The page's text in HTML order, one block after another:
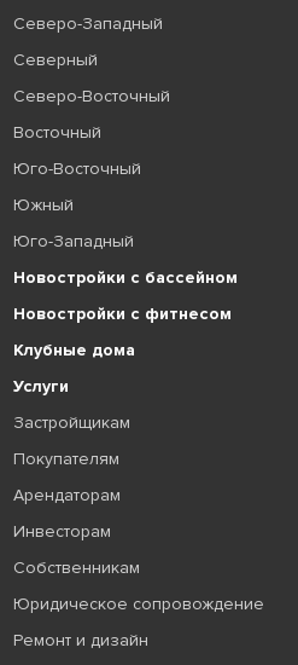
Северо-Западный
Северный
Северо-Восточный
Восточный
Юго-Восточный
Южный
Юго-Западный
Новостройки с бассейном
Новостройки с фитнесом
Клубные дома
Услуги
Застройщикам
Покупателям
Арендаторам
Инвесторам
Собственникам
Юридическое сопровождение
Ремонт и дизайн